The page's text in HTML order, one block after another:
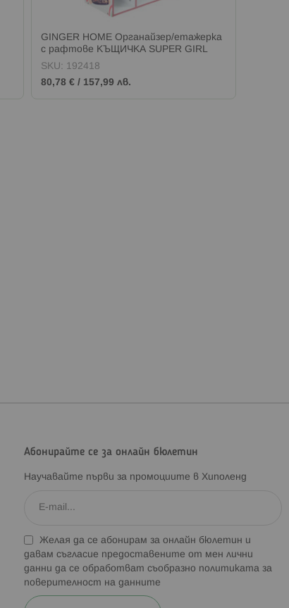
GINGER HOME Органайзер/етажерка
с рафтове КЪЩИЧКА SUPER GIRL
SKU: 192418
80,78 € / 157,99 лв.
Абонирайте се за онлайн бюлетин
Научавайте първи за промоциите в Хиполенд
Желая да се абонирам за онлайн бюлетин и
давам съгласие предоставените от мен лични
данни да се обработват съобразно политиката за
поверителност на данните